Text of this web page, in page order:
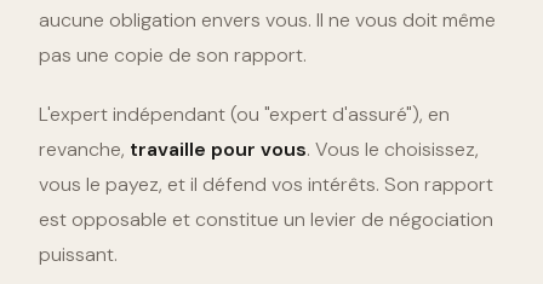
aucune obligation envers vous. Il ne vous doit même
pas une copie de son rapport.
L'expert indépendant (ou "expert d'assuré"), en
revanche, travaille pour vous. Vous le choisissez,
vous le payez, et il défend vos intérêts. Son rapport
est opposable et constitue un levier de négociation
puissant.